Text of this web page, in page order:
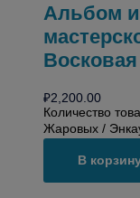
Альбом
₽2,200.00
Количество
Жаровых /
В